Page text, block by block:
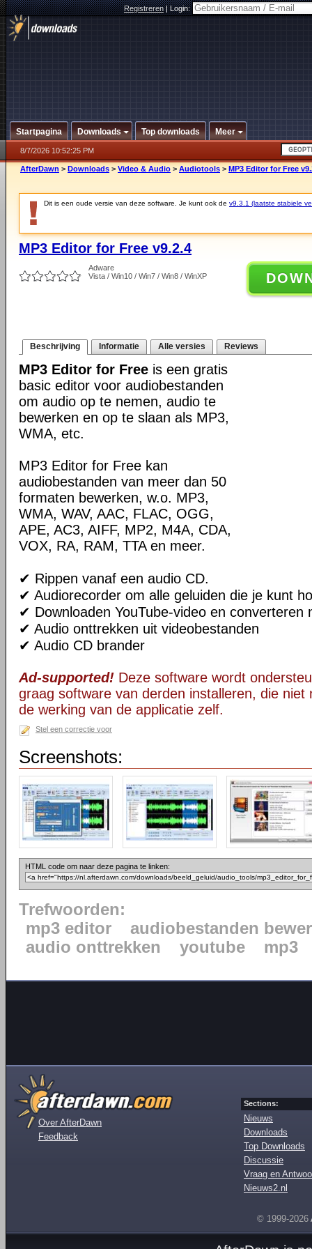
Registreren|Login:
Startpagina Downloads Top downloads Meer
8/7/2026 10:52:25 PM
AfterDawn > Downloads > Video & Audio > Audiotools > MP3 Editor for Free
Dit is een oude versie van deze software. Je kunt ook de v9.3.1 (laatste stabiele
MP3 Editor for Free v9.2.4
Adware
Vista / Win10 / Win7 / Win8 / WinXP
Beschrijving Informatie Alle versies Reviews
MP3 Editor for Free is een gratis
basic editor voor audiobestanden
om audio op te nemen, audio te
bewerken en op te slaan als MP3,
WMA, etc.
MP3 Editor for Free kan
audiobestanden van meer dan 50
formaten bewerken, w.o. MP3,
WMA, WAV, AAC, FLAC, OGG,
APE, AC3, AIFF, MP2, M4A, CDA,
VOX, RA, RAM, TTA en meer.
✔ Rippen vanaf een audio CD.
✔ Audiorecorder om alle geluiden die je kunt
✔ Downloaden YouTube-video en converteren
✔ Audio onttrekken uit videobestanden
✔ Audio CD brander
Ad-supported! Deze software wordt
graag software van derden installeren, die niet
de werking van de applicatie zelf.
Stel een correctie voor
Screenshots:
HTML code om naar deze pagina te linken:
Trefwoorden:
mp3 editor
audiobestanden
audio onttrekken
youtube mp3
Over AfterDawn
Feedback
Sections:
Nieuws
Downloads
Top Downloads
Discussie
Vraag en
Nieuws2.nl
© 1999-2026